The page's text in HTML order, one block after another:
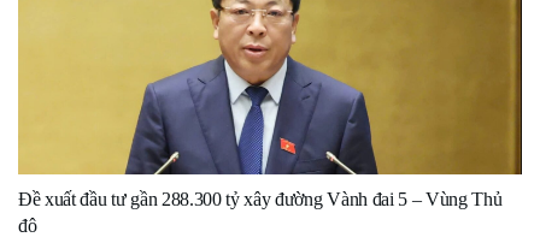
Đề xuất đầu tư gần 288.300 tỷ xây đường Vành đai 5 – Vùng Thủ
đô